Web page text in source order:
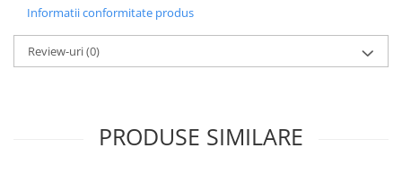
Pisici
Accesorii
Hrana
Informatii conformitate produs
Review-uri(0)
PRODUSE SIMILARE